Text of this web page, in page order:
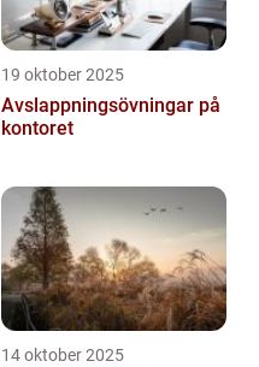
19 oktober 2025
Avslappningsövningar på
kontoret
14 oktober 2025